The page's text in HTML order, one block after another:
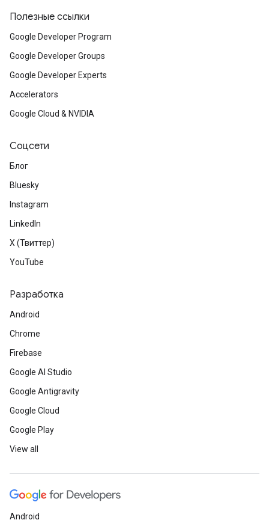
Полезные ссылки
Google Developer Program
Google Developer Groups
Google Developer Experts
Accelerators
Google Cloud & NVIDIA
Соцсети
Блог
Bluesky
Instagram
LinkedIn
X (Твиттер)
YouTube
Разработка
Android
Chrome
Firebase
Google AI Studio
Google Antigravity
Google Cloud
Google Play
View all
Android